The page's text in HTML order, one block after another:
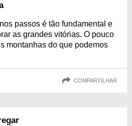
passos é tão fundamental e
as grandes vitórias. O pouco
montanhas do que podemos
COMPARTILHAR